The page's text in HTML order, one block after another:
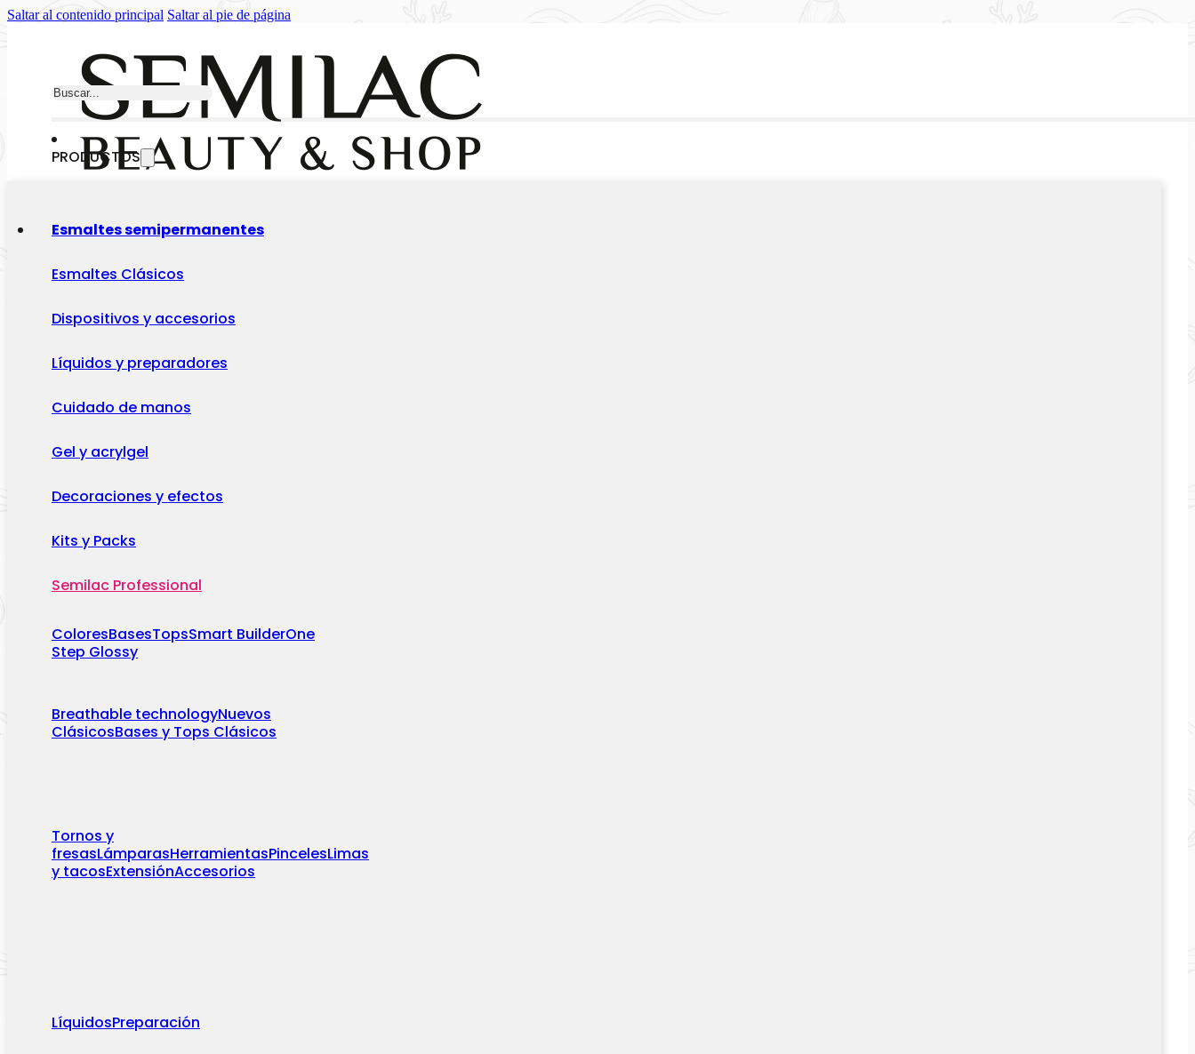
Saltar al contenido principal Saltar al pie de página
Buscar
PRODUCTOS
Esmaltes semipermanentes
Esmaltes Clásicos
Dispositivos y accesorios
Líquidos y preparadores
Cuidado de manos
Gel y acrylgel
Decoraciones y efectos
Kits y Packs
Semilac Professional
ColoresBasesTopsSmart BuilderOne
Step Glossy
Breathable technologyNuevos
ClásicosBases y Tops Clásicos
Tornos y
fresasLámparasHerramientasPincelesLimas
y tacosExtensiónAccesorios
LíquidosPreparación